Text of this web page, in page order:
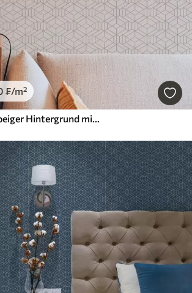
₣/m²
Tapeten Warmer beiger Hintergrund mit feinen grafischen Würfeln